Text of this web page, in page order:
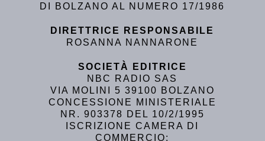
DI BOLZANO AL NUMERO 17/1986
DIRETTRICE RESPONSABILE
ROSANNA NANNARONE
SOCIETÀ EDITRICE
NBC RADIO SAS
VIA MOLINI 5 39100 BOLZANO
CONCESSIONE MINISTERIALE
NR. 903378 DEL 10/2/1995
ISCRIZIONE CAMERA DI
COMMERCIO: